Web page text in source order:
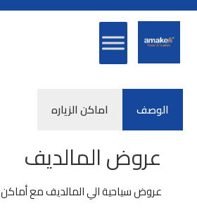
الوصف اماكن الزياره
عروض المالديف
عروض سياحية الي المالديف مع أماكن